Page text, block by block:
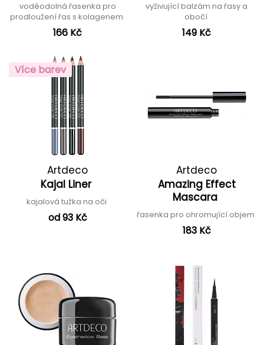
voděodolná řasenka pro
prodloužení řas s kolagenem
166 Kč
vyživující balzám na řasy a
obočí
149 Kč
Více barev
Artdeco
Kajal Liner
kajalová tužka na oči
od 93 Kč
Artdeco
Amazing Effect
Mascara
řasenka pro ohromující objem
183 Kč